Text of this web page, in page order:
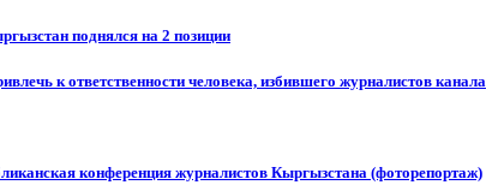
поднялся на 2 позиции
к ответственности человека, избившего журналистов канала
конференция журналистов Кыргызстана (фоторепортаж)